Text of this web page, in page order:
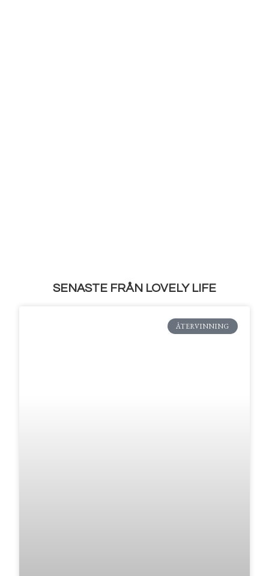
SENASTE FRÅN LOVELY LIFE
ÅTERVINNING